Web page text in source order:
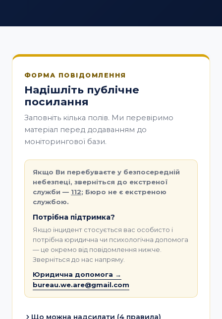
ФОРМА ПОВІДОМЛЕННЯ
Надішліть публічне
посилання
Заповніть кілька полів. Ми перевіримо
матеріал перед додаванням до
моніторингової бази.
Якщо Ви перебуваєте у безпосередній
небезпеці, зверніться до екстреної
служби — 112; Бюро не є екстреною
службою.
Потрібна підтримка?
Якщо інцидент стосується вас особисто і
потрібна юридична чи психологічна допомога
— це окремо від повідомлення нижче.
Зверніться до нас напряму.
Юридична допомога →
bureau.we.are@gmail.com
Що можна надсилати (4 правила)